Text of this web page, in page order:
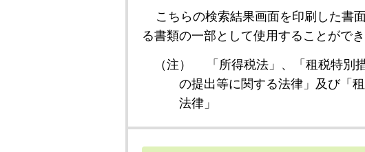
こちらの検索結果画面を印刷した書
る書類の一部として使用することができ
（注）
「所得税法」、「租税特
の提出等に関する法律」及び「
法律」